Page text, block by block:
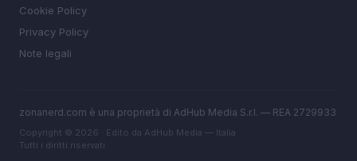
Cookie Policy
Privacy Policy
Note legali
zonanerd.com è una proprietà di AdHub Media S.r.l. — REA 2729933
Copyright © 2026 · Edito da AdHub Media — Italia
Tutti i diritti riservati